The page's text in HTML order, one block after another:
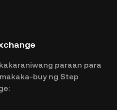
paraan para
buy ng Step